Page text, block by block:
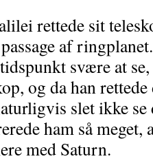
rettede sit
af
svære at
og da han
slet ikke
ham så meget,
med Saturn.